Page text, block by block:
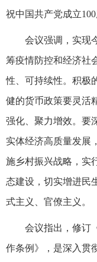
祝中国共产党成立100
会议强调，实现
筹疫情防控和经济社
性、可持续性。积极
健的货币政策要灵活
强化、聚力增效。要
实体经济高质量发展
施乡村振兴战略，实
态建设，切实增进民
式主义、官僚主义。
会议指出，修订
作条例》，是深入贯